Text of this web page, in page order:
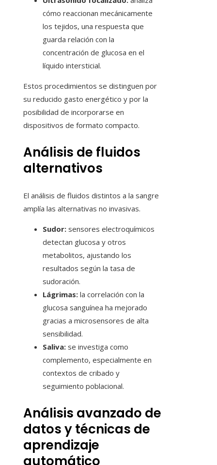
cómo reaccionan mecánicamente
los tejidos, una respuesta que
guarda relación con la
concentración de glucosa en el
líquido intersticial.
Estos procedimientos se distinguen por
su reducido gasto energético y por la
posibilidad de incorporarse en
dispositivos de formato compacto.
Análisis de fluidos
alternativos
El análisis de fluidos distintos a la sangre
amplía las alternativas no invasivas.
Sudor: sensores electroquímicos
detectan glucosa y otros
metabolitos, ajustando los
resultados según la tasa de
sudoración.
Lágrimas: la correlación con la
glucosa sanguínea ha mejorado
gracias a microsensores de alta
sensibilidad.
Saliva: se investiga como
complemento, especialmente en
contextos de cribado y
seguimiento poblacional.
Análisis avanzado de
datos y técnicas de
aprendizaje
automático